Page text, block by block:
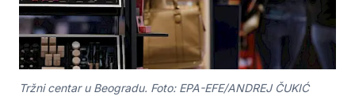
Tržni centar u Beogradu. Foto: EPA-EFE/ANDREJ ČUKIĆ